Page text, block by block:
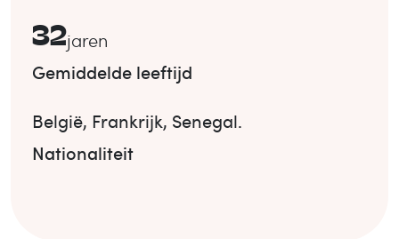
32jaren
Gemiddelde leeftijd
België, Frankrijk, Senegal.
Nationaliteit